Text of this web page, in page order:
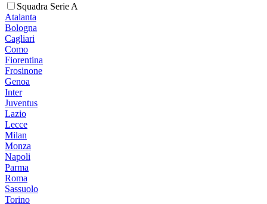
Squadra Serie A
Atalanta
Bologna
Cagliari
Como
Fiorentina
Frosinone
Genoa
Inter
Juventus
Lazio
Lecce
Milan
Monza
Napoli
Parma
Roma
Sassuolo
Torino